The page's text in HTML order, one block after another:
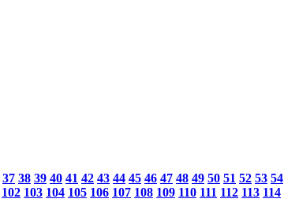
37 38 39 40 41 42 43 44 45 46 47 48 49 50 51 52 53 54
102 103 104 105 106 107 108 109 110 111 112 113 114